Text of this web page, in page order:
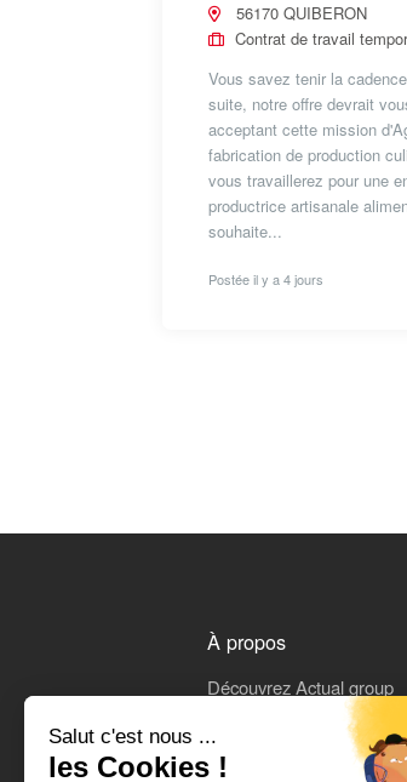
Salut c'est nous ...
les Cookies !
56170 QUIBERON
Contrat de travail
Vous savez tenir la
suite, notre offre devrait
acceptant cette mission
fabrication de production
vous travaillerez pour une
productrice artisanale
souhaite...
Postée il y a 4 jours
À propos
Découvrez Actual group
On parle de nous